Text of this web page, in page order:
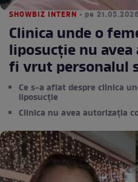
SHOWBIZ INTERN • pe
Clinica unde o
liposucție nu
fi vrut personalul
Ce s-a aflat despre clinica
liposucție
Clinica nu avea autorizația